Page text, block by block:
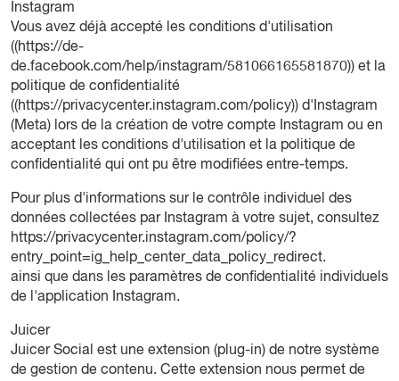
Instagram
Vous avez déjà accepté les conditions d'utilisation
((https://de-
de.facebook.com/help/instagram/581066165581870)) et la
politique de confidentialité
((https://privacycenter.instagram.com/policy)) d'Instagram
(Meta) lors de la création de votre compte Instagram ou en
acceptant les conditions d'utilisation et la politique de
confidentialité qui ont pu être modifiées entre-temps.
Pour plus d'informations sur le contrôle individuel des
données collectées par Instagram à votre sujet, consultez
https://privacycenter.instagram.com/policy/?
entry_point=ig_help_center_data_policy_redirect.
ainsi que dans les paramètres de confidentialité individuels
de l'application Instagram.
Juicer
Juicer Social est une extension (plug-in) de notre système
de gestion de contenu. Cette extension nous permet de